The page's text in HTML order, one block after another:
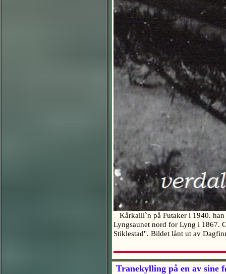
Kårkaill`n på Futaker i 1940. han
Lyngsaunet nord for Lyng i 1867.
Stiklestad". Bildet lånt ut av
Tranekylling på en av sine